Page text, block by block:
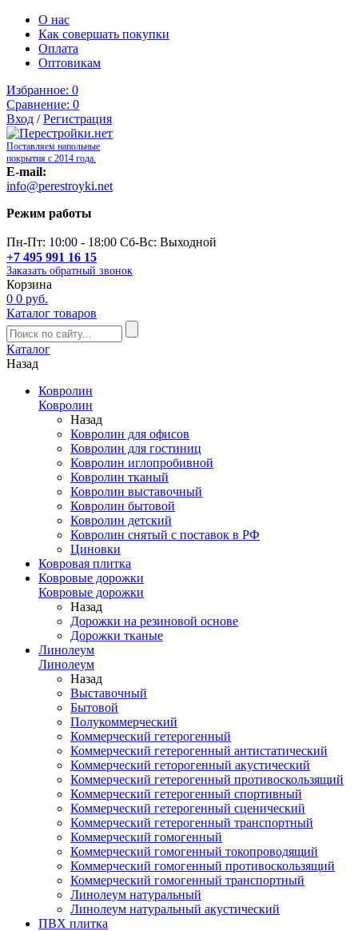
О нас
Как совершать покупки
Оплата
Оптовикам
Избранное: 0
Сравнение: 0
Вход /Регистрация
Поставляем напольные
покрытия с 2014 года.
E-mail:
info@perestroyki.net
Режим работы
Пн-Пт: 10:00 - 18:00 Сб-Вс: Выходной
+7 495 991 16 15
Заказать обратный звонок
Корзина
0 0 руб.
Каталог товаров
Каталог
Назад
Ковролин
Ковролин
Назад
Ковролин для офисов
Ковролин для гостиниц
Ковролин иглопробивной
Ковролин тканый
Ковролин выставочный
Ковролин бытовой
Ковролин детский
Ковролин снятый с поставок в РФ
Циновки
Ковровая плитка
Ковровые дорожки
Ковровые дорожки
Назад
Дорожки на резиновой основе
Дорожки тканые
Линолеум
Линолеум
Назад
Выставочный
Бытовой
Полукоммерческий
Коммерческий гетерогенный
Коммерческий гетерогенный антистатический
Коммерческий геторогенный акустический
Коммерческий гетерогенный противоскользящий
Коммерческий гетерогенный спортивный
Коммерческий гетерогенный сценический
Коммерческий гетерогенный транспортный
Коммерческий гомогенный
Коммерческий гомогенный токопроводящий
Коммерческий гомогенный противоскользящий
Коммерческий гомогенный транспортный
Линолеум натуральный
Линолеум натуральный акустический
ПВХ плитка